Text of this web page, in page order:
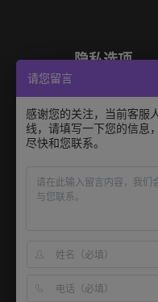
隐私选项
展会信息
可持续发展
Built by RX
其他励展展会
Built by RX
Discover
请您留言
感谢您的关注，当前客服
线，请填写一下您的信息
尽快和您联系。